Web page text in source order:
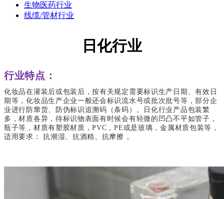
生物医药行业
线缆/管材行业
日化行业
行业特点：
化妆品在灌装后或包装后，按有关规定需要标识生产日期、有效日
期等，化妆品生产企业一般还会标识流水号或批次批号等，部分企
业进行防窜货、防伪标识追溯码（条码）。日化行业产品包装繁
多，材质各异，待标识物表面有时候会有轻微的凹凸不平如管子，
瓶子等，材质有塑胶材质，PVC，PE或是玻璃，金属材质包装等，
适用要求： 抗潮湿、抗酒精、抗摩擦 。